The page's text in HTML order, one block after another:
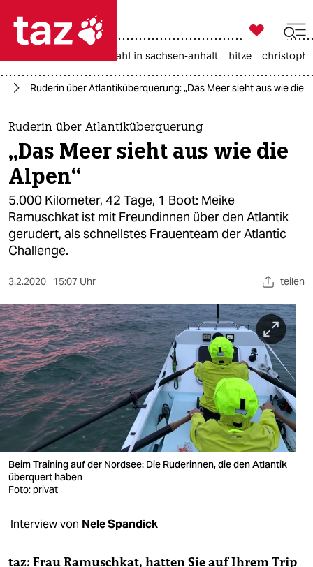
 taz zahl ich
taz zahl ich
themen
politik
öko
gesellschaft
kultur
sport
berlin
nord
wahrheit
verlag
verlag
veranstaltungen
shop
fragen & hilfe

taz zahl ich
landtagswahl in sachsen-anhalt hitze
Ruderin über Atlantiküberquerung: „Das Meer sieht aus wie die
Ruderin über Atlantiküberquerung
„Das Meer sieht aus wie die
Alpen“
5.000 Kilometer, 42 Tage, 1 Boot: Meike
Ramuschkat ist mit Freundinnen über den Atlantik
gerudert, als schnellstes Frauenteam der Atlantic
Challenge.
3.2.2020 15:07 Uhr teilen
Beim Training auf der Nordsee: Die Ruderinnen, die den Atlantik
überquert haben
Foto: privat
Interview von Nele Spandick
taz: Frau Ramuschkat, hatten Sie auf Ihrem Trip